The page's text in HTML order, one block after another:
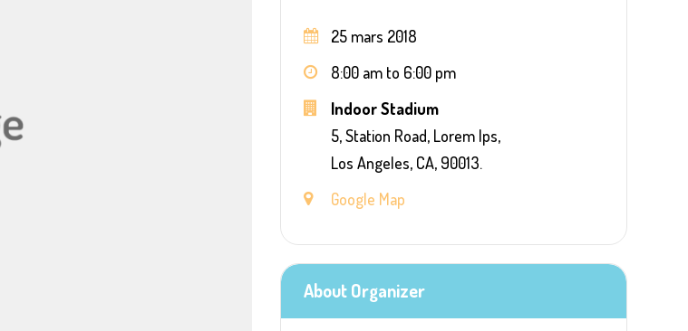
25 mars 2018
8:00 am to 6:00 pm
Indoor Stadium
5, Station Road, Lorem Ips,
Los Angeles, CA, 90013.
Google Map
About Organizer